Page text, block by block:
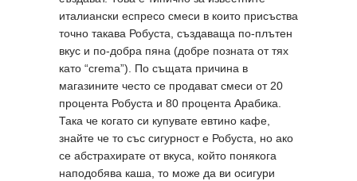
италиански еспресо смеси в които присъства
точно такава Робуста, създаваща по-плътен
вкус и по-добра пяна (добре позната от тях
като “crema”). По същата причина в
магазините често се продават смеси от 20
процента Робуста и 80 процента Арабика.
Така че когато си купувате евтино кафе,
знайте че то със сигурност е Робуста, но ако
се абстрахирате от вкуса, който понякога
наподобява каша, то може да ви осигури